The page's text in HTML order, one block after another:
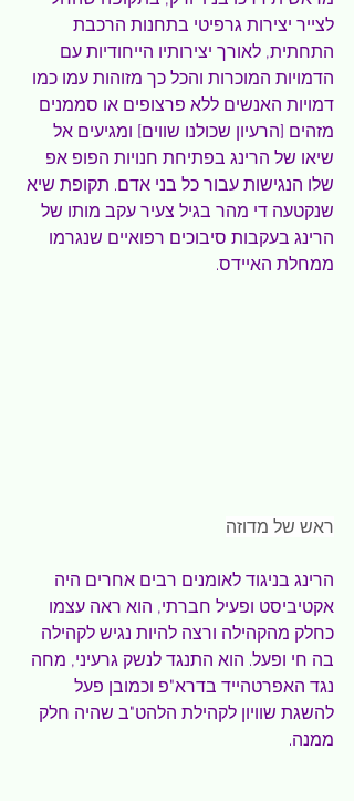
לצייר יצירות גרפיטי בתחנות הרכבת
התחתית, לאורך יצירותיו הייחודיות עם
הדמויות המוכרות והכל כך מזוהות עמו כמו
דמויות האנשים ללא פרצופים או סממנים
מזהים [הרעיון שכולנו שווים] ומגיעים אל
שיאו של הרינג בפתיחת חנויות הפופ אפ
שלו הנגישות עבור כל בני אדם. תקופת שיא
שנקטעה די מהר בגיל צעיר עקב מותו של
הרינג בעקבות סיבוכים רפואיים שנגרמו
ממחלת האיידס.
ראש של מדוזה
הרינג בניגוד לאומנים רבים אחרים היה
אקטיביסט ופעיל חברתי, הוא ראה עצמו
כחלק מהקהילה ורצה להיות נגיש לקהילה
בה חי ופעל. הוא התנגד לנשק גרעיני, מחה
נגד האפרטהייד בדרא"פ וכמובן פעל
להשגת שוויון לקהילת הלהט"ב שהיה חלק
ממנה.